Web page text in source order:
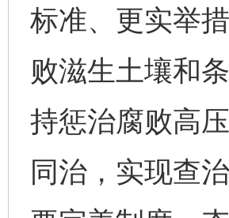
标准、更实举
败滋生土壤和
持惩治腐败高
同治，实现查